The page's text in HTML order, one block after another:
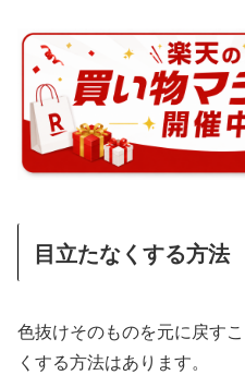
目立たなくする方法
色抜けそのものを元に戻す
くする方法はあります。